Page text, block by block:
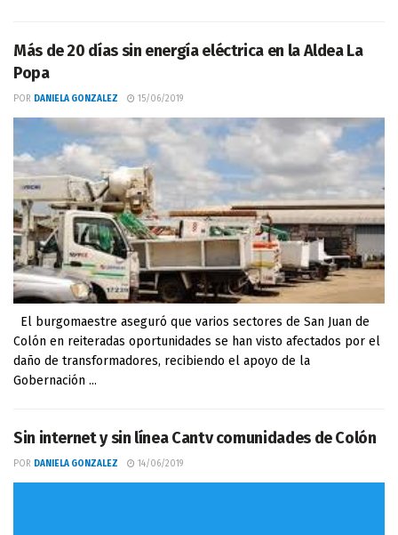
Más de 20 días sin energía eléctrica en la Aldea La
Popa
POR DANIELA GONZALEZ 15/06/2019
El burgomaestre aseguró que varios sectores de San Juan de
Colón en reiteradas oportunidades se han visto afectados por el
daño de transformadores, recibiendo el apoyo de la
Gobernación ...
Sin internet y sin línea Cantv comunidades de Colón
POR DANIELA GONZALEZ 14/06/2019